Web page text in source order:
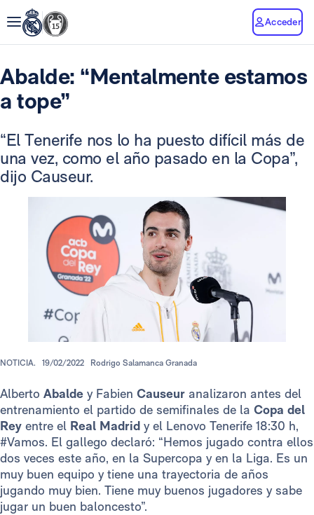
Acceder
Abalde: “Mentalmente estamos
a tope”
“El Tenerife nos lo ha puesto difícil más de
una vez, como el año pasado en la Copa”,
dijo Causeur.
NOTICIA. 19/02/2022 Rodrigo Salamanca Granada
Alberto Abalde y Fabien Causeur analizaron antes del
entrenamiento el partido de semifinales de la Copa del
Rey entre el Real Madrid y el Lenovo Tenerife 18:30 h,
#Vamos. El gallego declaró: “Hemos jugado contra ellos
dos veces este año, en la Supercopa y en la Liga. Es un
muy buen equipo y tiene una trayectoria de años
jugando muy bien. Tiene muy buenos jugadores y sabe
jugar un buen baloncesto”.